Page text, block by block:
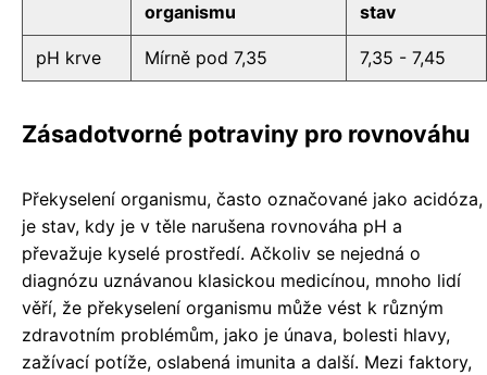
organismu
stav
pH krve Mírně pod 7,35 7,35 - 7,45
Zásadotvorné potraviny pro rovnováhu
Překyselení organismu, často označované jako acidóza,
je stav, kdy je v těle narušena rovnováha pH a
převažuje kyselé prostředí. Ačkoliv se nejedná o
diagnózu uznávanou klasickou medicínou, mnoho lidí
věří, že překyselení organismu může vést k různým
zdravotním problémům, jako je únava, bolesti hlavy,
zažívací potíže, oslabená imunita a další. Mezi faktory,